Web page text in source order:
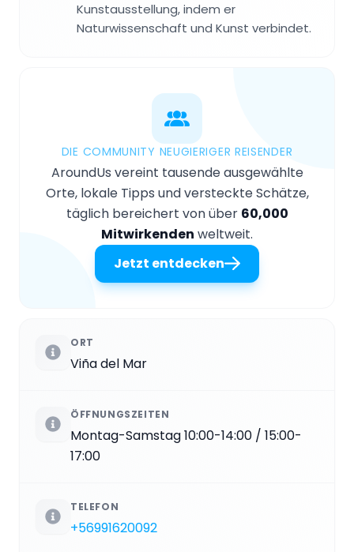
Kunstausstellung, indem er
Naturwissenschaft und Kunst verbindet.
DIE COMMUNITY NEUGIERIGER REISENDER
AroundUs vereint tausende ausgewählte
Orte, lokale Tipps und versteckte Schätze,
täglich bereichert von über 60,000
Mitwirkenden weltweit.
Jetzt entdecken
ORT
Viña del Mar
ÖFFNUNGSZEITEN
Montag-Samstag 10:00-14:00 / 15:00-
17:00
TELEFON
+56991620092